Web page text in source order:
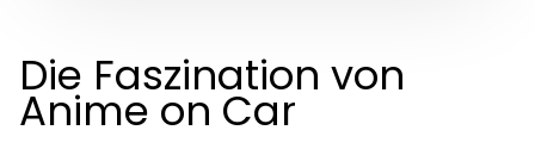
Die Faszination von
Anime on Car